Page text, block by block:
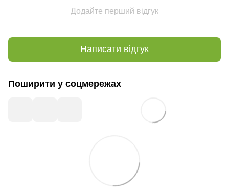
Додайте перший відгук
Написати відгук
Поширити у соцмережах